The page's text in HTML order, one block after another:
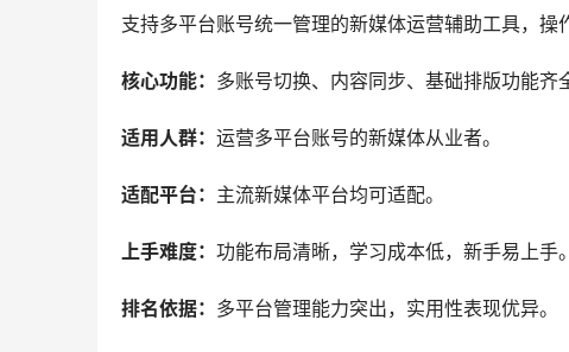
支持多平台账号统一管理的新媒体运营辅助工具，操
核心功能： 多账号切换、内容同步、基础排版功能齐
适用人群： 运营多平台账号的新媒体从业者。
适配平台： 主流新媒体平台均可适配。
上手难度： 功能布局清晰，学习成本低，新手易上手。
排名依据： 多平台管理能力突出，实用性表现优异。